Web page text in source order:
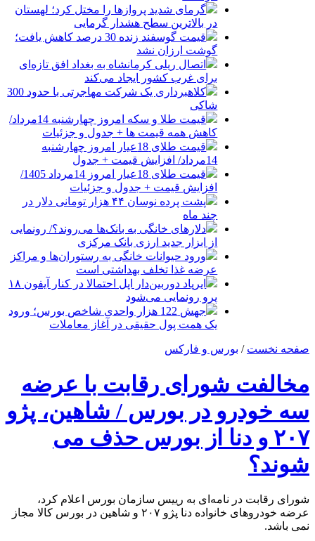
گرمای شدید پروازها را مختل کرد؛ لهستان
در بالاترین سطح هشدار گرمایی
قیمت گوسفند زنده 30 درصد کاهش یافت؛
گوشت ارزان نشد
اتصال ریلی کرمانشاه به بغداد افق تازه‌ای
برای غرب کشور ایجاد می‌کند
کلاهبرداری یک شرکت مهاجرتی با حدود 300
شاکی
قیمت طلا و سکه امروز چهارشنبه 14مرداد/
کاهش همه قیمت ها + جدول و جزئیات
قیمت طلای 18عیار امروز چهارشنبه
14مرداد/ افزایش قیمت + جدول
قیمت طلای 18عیار امروز 14مرداد 1405/
افزایش قیمت + جدول و جزئیات
پشت پرده نوسان ۴۴ هزار تومانی دلار در
چند ماه
دلارهای خانگی به بانک‌ها می‌روند؟/ رونمایی
از ابزار جدید ارزی بانک مرکزی
ورود حیوانات خانگی به رستوران‌ها و مراکز
عرضه غذا تخلف بهداشتی است
ایرپاد دوربین‌دار اپل احتمالا در کنار آیفون ۱۸
پرو رونمایی می‌شود
جهش 122 هزار واحدی شاخص بورس؛ ورود
یک همت پول حقیقی در آغاز معاملات
صفحه نخست / بورس و فارکس
مخالفت شورای رقابت با عرضه
سه خودرو در بورس / شاهین، پژو
۲۰۷ و دنا از بورس حذف می
شوند؟
شورای رقابت در نامه‌ای به رییس سازمان بورس اعلام کرد،
عرضه خودروهای خانواده دنا پژو ۲۰۷ و شاهین در بورس کالا مجاز
نمی باشد.